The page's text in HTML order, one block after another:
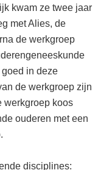
kwam ze twee jaar
met Alies, de
de werkgroep
in deze
de werkgroep zijn
werkgroep koos
ouderen met een
disciplines: